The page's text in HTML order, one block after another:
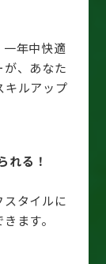
年中快適
が、あなた
キルアップ
れる！
タイルに
ます。